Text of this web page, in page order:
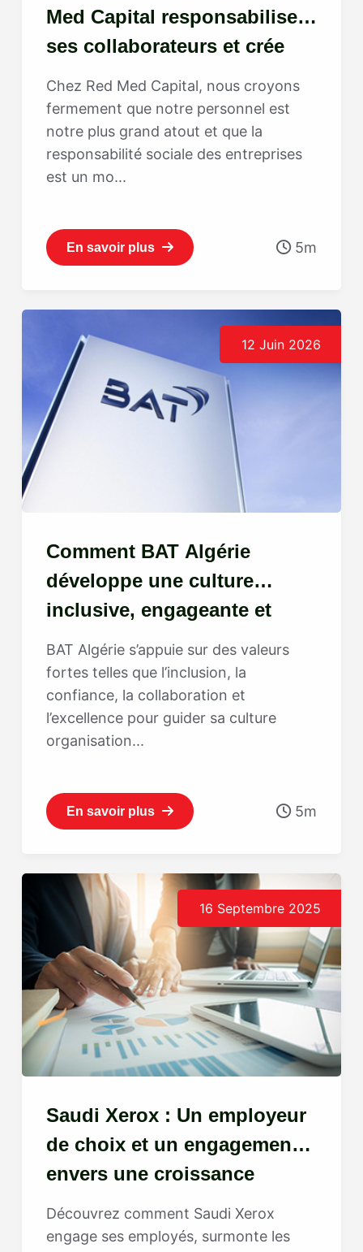
Med Capital responsabilise
ses collaborateurs et crée
une culture de haute
performance
Chez Red Med Capital, nous croyons
fermement que notre personnel est
notre plus grand atout et que la
responsabilité sociale des entreprises
est un mo...
En savoir plus 5m
12 Juin 2026
Comment BAT Algérie
développe une culture
inclusive, engageante et
tournée vers l’excellence
BAT Algérie s’appuie sur des valeurs
fortes telles que l’inclusion, la
confiance, la collaboration et
l’excellence pour guider sa culture
organisation...
En savoir plus 5m
16 Septembre 2025
Saudi Xerox : Un employeur
de choix et un engagement
envers une croissance
centrée sur les
collaborateurs
Découvrez comment Saudi Xerox
engage ses employés, surmonte les